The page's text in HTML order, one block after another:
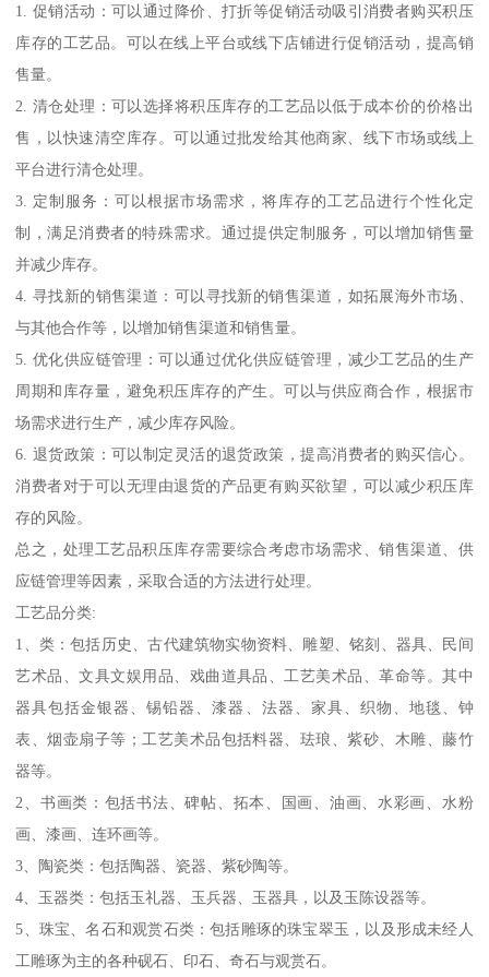
1. 促销活动：可以通过降价、打折等促销活动吸引消费者购买积压
库存的工艺品。可以在线上平台或线下店铺进行促销活动，提高销
售量。
2. 清仓处理：可以选择将积压库存的工艺品以低于成本价的价格出
售，以快速清空库存。可以通过批发给其他商家、线下市场或线上
平台进行清仓处理。
3. 定制服务：可以根据市场需求，将库存的工艺品进行个性化定
制，满足消费者的特殊需求。通过提供定制服务，可以增加销售量
并减少库存。
4. 寻找新的销售渠道：可以寻找新的销售渠道，如拓展海外市场、
与其他合作等，以增加销售渠道和销售量。
5. 优化供应链管理：可以通过优化供应链管理，减少工艺品的生产
周期和库存量，避免积压库存的产生。可以与供应商合作，根据市
场需求进行生产，减少库存风险。
6. 退货政策：可以制定灵活的退货政策，提高消费者的购买信心。
消费者对于可以无理由退货的产品更有购买欲望，可以减少积压库
存的风险。
总之，处理工艺品积压库存需要综合考虑市场需求、销售渠道、供
应链管理等因素，采取合适的方法进行处理。
工艺品分类:
1、类：包括历史、古代建筑物实物资料、雕塑、铭刻、器具、民间
艺术品、文具文娱用品、戏曲道具品、工艺美术品、革命等。其中
器具包括金银器、锡铅器、漆器、法器、家具、织物、地毯、钟
表、烟壶扇子等；工艺美术品包括料器、珐琅、紫砂、木雕、藤竹
器等。
2、书画类：包括书法、碑帖、拓本、国画、油画、水彩画、水粉
画、漆画、连环画等。
3、陶瓷类：包括陶器、瓷器、紫砂陶等。
4、玉器类：包括玉礼器、玉兵器、玉器具，以及玉陈设器等。
5、珠宝、名石和观赏石类：包括雕琢的珠宝翠玉，以及形成未经人
工雕琢为主的各种砚石、印石、奇石与观赏石。